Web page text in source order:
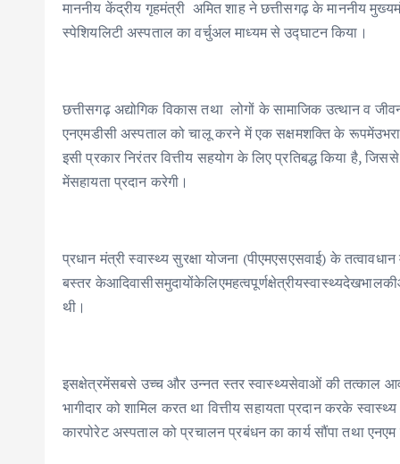
o
o
r A
p
dI
n
माननीय केंद्रीय गृहमंत्री अमित शाह ने छत्तीसगढ़ के माननीय
स्पेशियलिटी अस्पताल का वर्चुअल माध्यम से उद्घाटन किया।
छत्तीसगढ़ अद्योगिक विकास तथा लोगों के सामाजिक उत्‍थान व
एनएमडीसी अस्पताल को चालू करने में एक सक्षमशक्ति के
इसी प्रकार निरंतर वित्तीय सहयोग के लिए प्रतिबद्ध किया है,
मेंसहायता प्रदान करेगी।
प्रधान मंत्री स्वास्थ्य सुरक्षा योजना (पीएमएसएसवाई) के
बस्तर
थी।
इसक्षेत्रमेंसबसे उच्च और उन्नत स्तर स्वास्थ्यसेवाओं की तत्काल
भागीदार को शामिल करत था वित्तीय सहायता प्रदान करके
कारपोरेट अस्पताल को प्रचालन प्रबंधन का कार्य सौंपा तथा